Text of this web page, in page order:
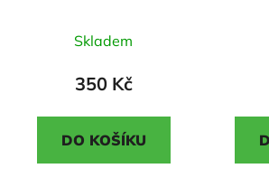
hodnocení
produktu
5,0
z
Skladem
350 Kč
DO KOŠÍKU